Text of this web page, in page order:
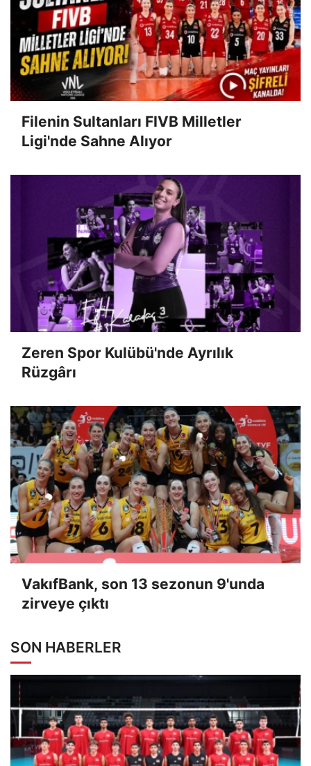
Filenin Sultanları FIVB Milletler
Ligi'nde Sahne Alıyor
Zeren Spor Kulübü'nde Ayrılık
Rüzgârı
VakıfBank, son 13 sezonun 9'unda
zirveye çıktı
SON HABERLER